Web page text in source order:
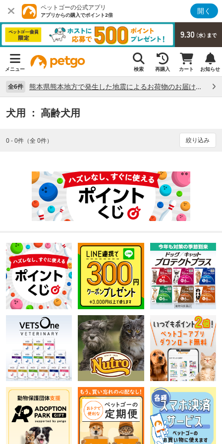
ペットゴーの公式アプリ
アプリからの購入でポイント2倍 開く
メニュー 検索 再購入 カート お知らせ
全6件 熊本県熊本地方で発生した地震によるお荷物のお届け状況について （7/28）
犬用 ： 高齢犬用
0 - 0件（全 0件） 絞り込み